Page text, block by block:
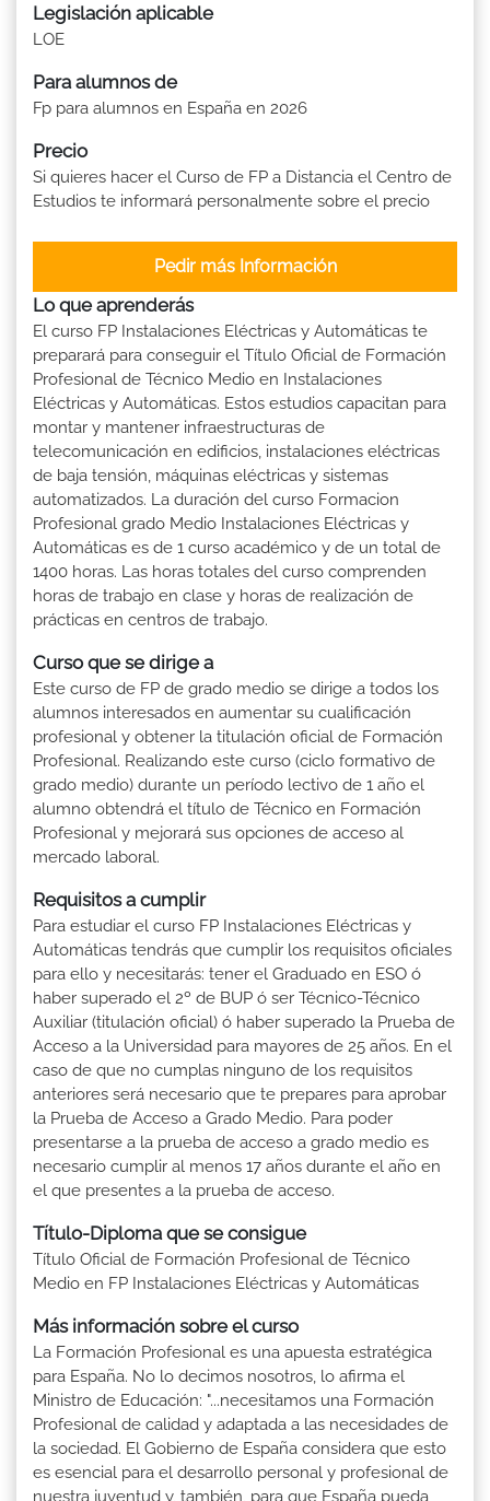
Legislación aplicable
LOE
Para alumnos de
Fp para alumnos en España en 2026
Precio
Si quieres hacer el Curso de FP a Distancia el Centro de
Estudios te informará personalmente sobre el precio
Pedir más Información
Lo que aprenderás
El curso FP Instalaciones Eléctricas y Automáticas te
preparará para conseguir el Título Oficial de Formación
Profesional de Técnico Medio en Instalaciones
Eléctricas y Automáticas. Estos estudios capacitan para
montar y mantener infraestructuras de
telecomunicación en edificios, instalaciones eléctricas
de baja tensión, máquinas eléctricas y sistemas
automatizados. La duración del curso Formacion
Profesional grado Medio Instalaciones Eléctricas y
Automáticas es de 1 curso académico y de un total de
1400 horas. Las horas totales del curso comprenden
horas de trabajo en clase y horas de realización de
prácticas en centros de trabajo.
Curso que se dirige a
Este curso de FP de grado medio se dirige a todos los
alumnos interesados en aumentar su cualificación
profesional y obtener la titulación oficial de Formación
Profesional. Realizando este curso (ciclo formativo de
grado medio) durante un período lectivo de 1 año el
alumno obtendrá el título de Técnico en Formación
Profesional y mejorará sus opciones de acceso al
mercado laboral.
Requisitos a cumplir
Para estudiar el curso FP Instalaciones Eléctricas y
Automáticas tendrás que cumplir los requisitos oficiales
para ello y necesitarás: tener el Graduado en ESO ó
haber superado el 2º de BUP ó ser Técnico-Técnico
Auxiliar (titulación oficial) ó haber superado la Prueba de
Acceso a la Universidad para mayores de 25 años. En el
caso de que no cumplas ninguno de los requisitos
anteriores será necesario que te prepares para aprobar
la Prueba de Acceso a Grado Medio. Para poder
presentarse a la prueba de acceso a grado medio es
necesario cumplir al menos 17 años durante el año en
el que presentes a la prueba de acceso.
Título-Diploma que se consigue
Título Oficial de Formación Profesional de Técnico
Medio en FP Instalaciones Eléctricas y Automáticas
Más información sobre el curso
La Formación Profesional es una apuesta estratégica
para España. No lo decimos nosotros, lo afirma el
Ministro de Educación: "...necesitamos una Formación
Profesional de calidad y adaptada a las necesidades de
la sociedad. El Gobierno de España considera que esto
es esencial para el desarrollo personal y profesional de
nuestra juventud y, también, para que España pueda